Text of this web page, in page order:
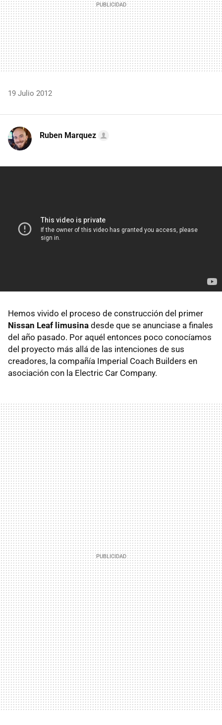
19 Julio 2012
Ruben Marquez
Hemos vivido el proceso de construcción del primer
Nissan Leaf limusina desde que se anunciase a finales
del año pasado. Por aquél entonces poco conocíamos
del proyecto más allá de las intenciones de sus
creadores, la compañía Imperial Coach Builders en
asociación con la Electric Car Company.